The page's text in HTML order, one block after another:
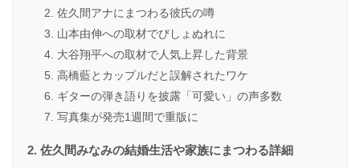
佐久間アナにまつわる彼氏の噂
山本由伸への取材でびしょぬれに
大谷翔平への取材で人気上昇した背景
高橋藍とカップルだと誤解されたワケ
ギターの弾き語りを披露「可愛い」の声多数
写真集が発売1週間で重版に
佐久間みなみの結婚生活や家族にまつわる詳細